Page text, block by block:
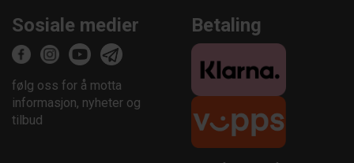
Sosiale medier
følg oss for å motta
informasjon, nyheter og
tilbud
Betaling